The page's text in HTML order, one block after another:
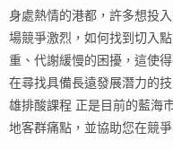
身處熱情的港都，許多想投
場競爭激烈，如何找到切入
重、代謝緩慢的困擾，這使
在尋找具備長遠發展潛力的
雄排酸課程 正是目前的藍海
地客群痛點，並協助您在競